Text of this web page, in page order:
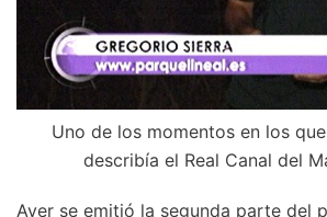
Uno de los momentos en los
describía el Real Canal del
Ayer se emitió la segunda parte del